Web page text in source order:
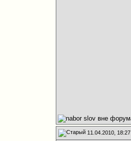
11.04.2010, 18:27